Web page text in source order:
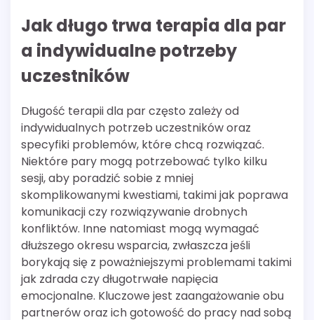
Jak długo trwa terapia dla par
a indywidualne potrzeby
uczestników
Długość terapii dla par często zależy od
indywidualnych potrzeb uczestników oraz
specyfiki problemów, które chcą rozwiązać.
Niektóre pary mogą potrzebować tylko kilku
sesji, aby poradzić sobie z mniej
skomplikowanymi kwestiami, takimi jak poprawa
komunikacji czy rozwiązywanie drobnych
konfliktów. Inne natomiast mogą wymagać
dłuższego okresu wsparcia, zwłaszcza jeśli
borykają się z poważniejszymi problemami takimi
jak zdrada czy długotrwałe napięcia
emocjonalne. Kluczowe jest zaangażowanie obu
partnerów oraz ich gotowość do pracy nad sobą